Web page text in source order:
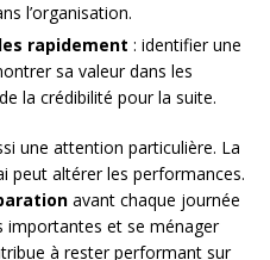
l’organisation.
rapidement : identifier une
sa valeur dans les
la crédibilité pour la suite.
une attention particulière. La
peut altérer les performances.
avant chaque journée
importantes et se ménager
à rester performant sur